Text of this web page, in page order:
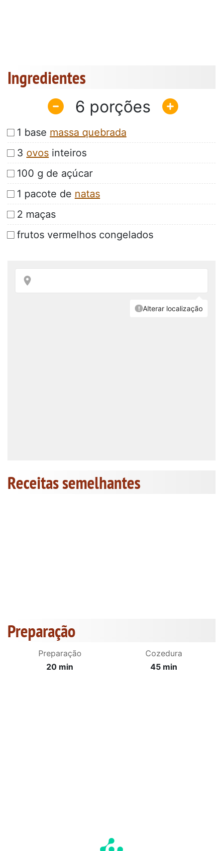
Ingredientes
6
1 base massa quebrada
3 ovos inteiros
100 g de açúcar
1 pacote de natas
2 maças
frutos vermelhos congelados
Receitas semelhantes
Preparação
Preparação
20 min
Cozedura
45 min